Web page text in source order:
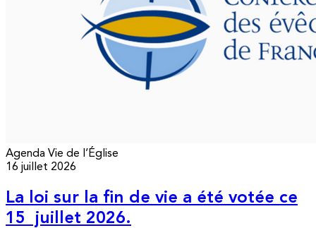
Agenda Vie de l’Église
16 juillet 2026
La loi sur la fin de vie a été votée ce
15 juillet 2026.